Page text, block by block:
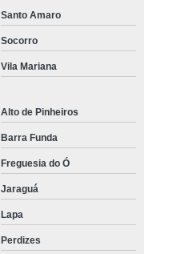
Santo Amaro
Socorro
Vila Mariana
Alto de Pinheiros
Barra Funda
Freguesia do Ó
Jaraguá
Lapa
Perdizes